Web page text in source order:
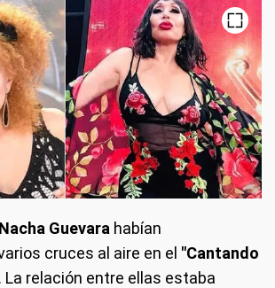
Nacha Guevara habían
cruces al aire en el "Cantando
. La relación entre ellas estaba